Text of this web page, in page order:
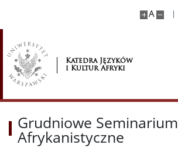
A
Katedra Języków
i Kultur Afryki
Grudniowe Seminarium
Afrykanistyczne